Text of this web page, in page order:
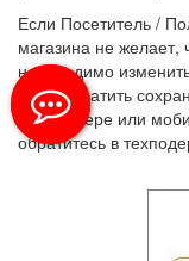
Если Посетитель /
магазина не
необходимо
предотвратить
компьютере или
обратитесь в